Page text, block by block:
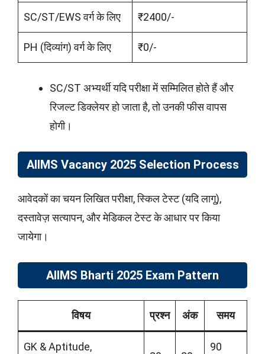
SC/ST/EWS वर्ग के लिए ₹2400/-
PH (दिव्यांग) वर्ग के लिए ₹0/-
SC/ST अभ्यर्थी यदि परीक्षा में सम्मिलित होते हैं और
रिजल्ट डिक्लेयर हो जाता है, तो उनकी फीस वापस
होगी।
AIIMS Vacancy 2025 Selection Process
आवेदकों का चयन लिखित परीक्षा, स्किल टेस्ट (यदि लागू),
दस्तावेज़ सत्यापन, और मेडिकल टेस्ट के आधार पर किया
जायेगा।
AIIMS Bharti 2025 Exam Pattern
विषय प्रश्न अंक समय
GK & Aptitude, 90